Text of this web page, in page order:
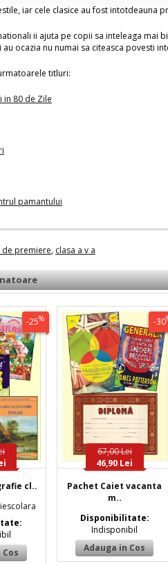
iar cele clasice au fost intotdeauna
ii ajuta pe copii sa inteleaga
au ocazia nu numai sa citeasca povesti
titluri:
in 80 de Zile
pamantului
de premiere, clasa a v a
-25%
cl..
-30
67,00 Lei
46,90 Lei
Pachet Caiet vacanta
m..
Disponibilitate:
Indisponibil